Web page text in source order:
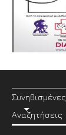
Συνηθισμένες
Αναζητήσεις